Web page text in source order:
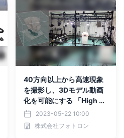
40方向以上から高速現象
を撮影し、3Dモデル動画
化を可能にする 「High Sp
eed Volumetric Captur
e」受託サービスを開始
2023-05-22 10:00
株式会社フォトロン